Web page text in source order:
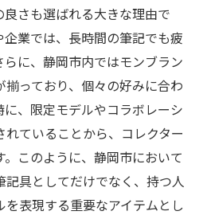
筆の状態が買取価格に与え
ブラン買取で注意すべき点
店でのモンブラン査定事例
の際に知っておくべき市場
静岡市で高評価を得る理由
良さも選ばれる大きな理由で
業では、長時間の筆記でも疲
に、静岡市内ではモンブラン
っており、個々の好みに合わ
、限定モデルやコラボレーシ
れていることから、コレクター
このように、静岡市において
記具としてだけでなく、持つ人
表現する重要なアイテムとし